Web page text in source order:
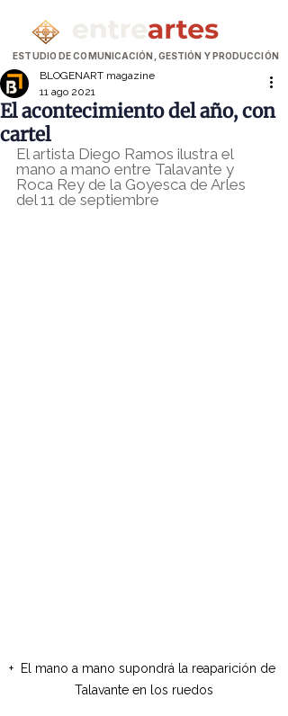
ESTUDIO DE COMUNICACIÓN, GESTIÓN Y PRODUCCIÓN
El acontecimiento del año, con
cartel
BLOGENART magazine
11 ago 2021
El artista Diego Ramos ilustra el
mano a mano entre Talavante y
Roca Rey de la Goyesca de Arles
del 11 de septiembre
+  El mano a mano supondrá la reaparición de
Talavante en los ruedos